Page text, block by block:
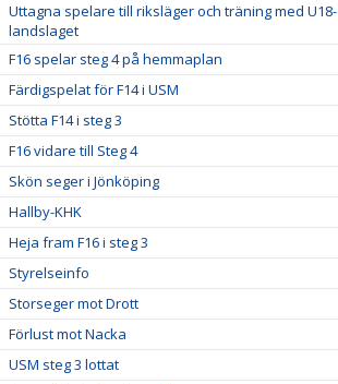
Uttagna spelare till riksläger och träning med U18-
landslaget
F16 spelar steg 4 på hemmaplan
Färdigspelat för F14 i USM
Stötta F14 i steg 3
F16 vidare till Steg 4
Skön seger i Jönköping
Hallby-KHK
Heja fram F16 i steg 3
Styrelseinfo
Storseger mot Drott
Förlust mot Nacka
USM steg 3 lottat